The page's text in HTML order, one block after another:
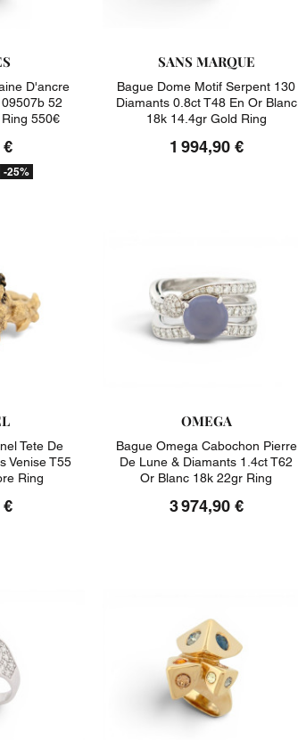
D'ancre
52
550€
€
-25%
SANS MARQUE
Bague Dome Motif Serpent 130
Diamants 0.8ct T48 En Or Blanc
18k 14.4gr Gold Ring
1 994,90 €
Tete De
Venise T55
Ring
€
OMEGA
Bague Omega Cabochon Pierre
De Lune & Diamants 1.4ct T62
Or Blanc 18k 22gr Ring
3 974,90 €